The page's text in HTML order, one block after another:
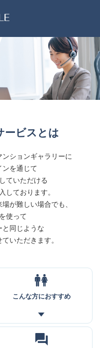
ービスとは
ションギャラリーに
ンを通じて
ていただける
しております。
が難しい場合でも、
使って
と同じような
いただきます。
こんな方におすすめ